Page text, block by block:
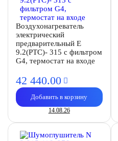
Воздухонагреватель
электрический
предварительный E
9.2(PTC)- 315 с фильтром
G4, термостат на входе
42 440.00
Добавить в корзину
14.08.26